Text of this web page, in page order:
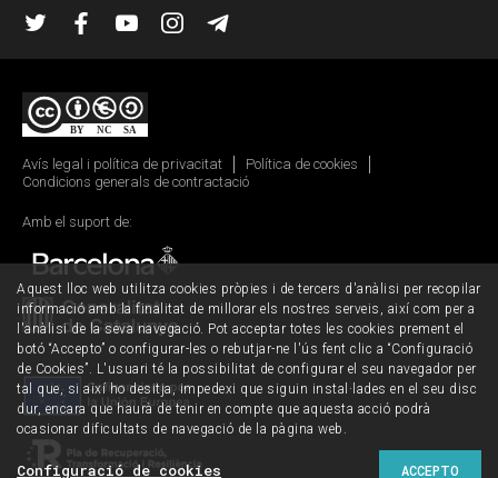
TwitterFacebook
YouTubeInstagram
Avís legal i política de privacitat
Política de cookies
Condicions generals de contractació
Amb el suport de:
Aquest lloc web utilitza cookies pròpies i de tercers d'anàlisi per recopilar
informació amb la finalitat de millorar els nostres serveis, així com per a
l'anàlisi de la seva navegació. Pot acceptar totes les cookies prement el
botó “Accepto” o configurar-les o rebutjar-ne l'ús fent clic a “Configuració
de Cookies”. L'usuari té la possibilitat de configurar el seu navegador per
tal que, si així ho desitja, impedexi que siguin instal·lades en el seu disc
dur, encara que haurà de tenir en compte que aquesta acció podrà
ocasionar dificultats de navegació de la pàgina web.
ACCEPTO
Configuració de cookies